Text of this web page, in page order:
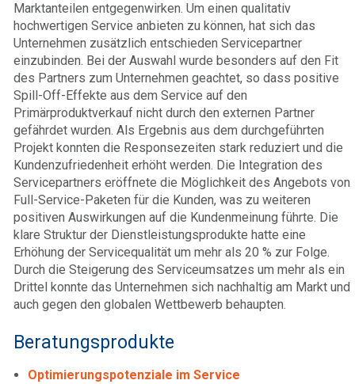
Marktanteilen entgegenwirken. Um einen qualitativ
hochwertigen Service anbieten zu können, hat sich das
Unternehmen zusätzlich entschieden Servicepartner
einzubinden. Bei der Auswahl wurde besonders auf den Fit
des Partners zum Unternehmen geachtet, so dass positive
Spill-Off-Effekte aus dem Service auf den
Primärproduktverkauf nicht durch den externen Partner
gefährdet wurden. Als Ergebnis aus dem durchgeführten
Projekt konnten die Responsezeiten stark reduziert und die
Kundenzufriedenheit erhöht werden. Die Integration des
Servicepartners eröffnete die Möglichkeit des Angebots von
Full-Service-Paketen für die Kunden, was zu weiteren
positiven Auswirkungen auf die Kundenmeinung führte. Die
klare Struktur der Dienstleistungsprodukte hatte eine
Erhöhung der Servicequalität um mehr als 20 % zur Folge.
Durch die Steigerung des Serviceumsatzes um mehr als ein
Drittel konnte das Unternehmen sich nachhaltig am Markt und
auch gegen den globalen Wettbewerb behaupten.
Beratungsprodukte
Optimierungspotenziale im Service